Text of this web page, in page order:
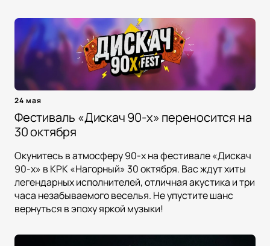
24 мая
Фестиваль «Дискач 90-х» переносится на
30 октября
Окунитесь в атмосферу 90-х на фестивале «Дискач
90-х» в КРК «Нагорный» 30 октября. Вас ждут хиты
легендарных исполнителей, отличная акустика и три
часа незабываемого веселья. Не упустите шанс
вернуться в эпоху яркой музыки!